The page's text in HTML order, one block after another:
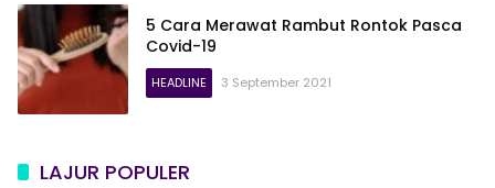
5 Cara Merawat Rambut Rontok Pasca
Covid-19
HEADLINE 3 September 2021
LAJUR POPULER